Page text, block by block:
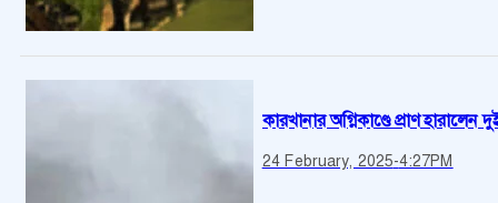
কারখানার অগ্নিকাণ্ডে প্রাণ হারালেন
24 February, 2025-4:27PM